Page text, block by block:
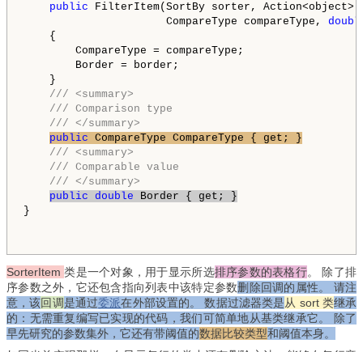
public FilterItem(SortBy sorter, Action<object>
CompareType compareType,
{
CompareType = compareType;
Border = border;
}
/// <summary>
/// Comparison type
/// </summary>
public CompareType CompareType { get; }
/// <summary>
/// Comparable value
/// </summary>
public
double Border { get; }
}
SorterItem类是一个对象，用于显示所选排序参数的表格行。 除了排
序参数之外，它还包含指向列表中该特定参数删除回调的属性。 请注
意，该回调是通过委派在外部设置的。 数据过滤器类是从 sort 类继承
的：无需重复编写已实现的代码，我们可简单地从基类继承它。 除了
早先研究的参数集外，它还有带阈值的数据比较类型和阈值本身。